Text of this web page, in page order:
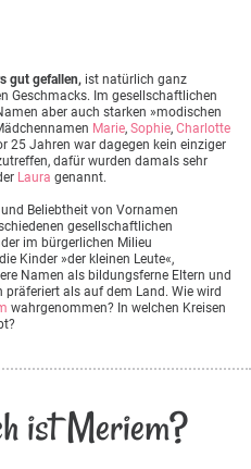
gut gefallen, ist natürlich ganz
Geschmacks. Im gesellschaftlichen
aber auch starken »modischen
Marie, Sophie, Charlotte
25 Jahren war dagegen kein einziger
dafür wurden damals sehr
Laura genannt.
Beliebtheit von Vornamen
gesellschaftlichen
im bürgerlichen Milieu
Kinder »der kleinen Leute«,
Namen als bildungsferne Eltern und
als auf dem Land. Wie wird
wahrgenommen? In welchen Kreisen
ist Meriem?